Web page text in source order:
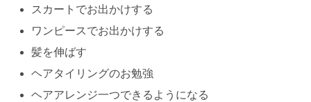
スカートでお出かけする
ワンピースでお出かけする
髪を伸ばす
ヘアタイリングのお勉強
ヘアアレンジ一つできるようになる